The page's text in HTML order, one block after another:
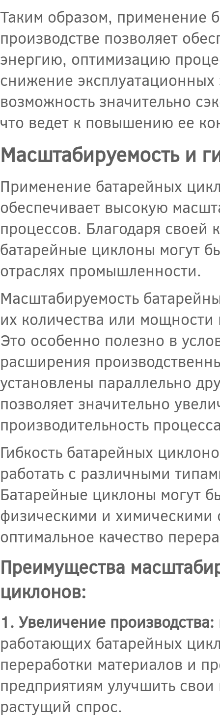
Таким образом, применение
производстве позволяет
энергию, оптимизацию
снижение эксплуатационных
возможность значительно
что ведет к повышению ее
Масштабируемость и
Применение батарейных
обеспечивает высокую
процессов. Благодаря своей
батарейные циклоны могут
отраслях промышленности.
Масштабируемость
их количества или мощности
Это особенно полезно в
расширения
установлены параллельно
позволяет значительно
производительность
Гибкость батарейных
работать с различными
Батарейные циклоны могут
физическими и химическими
оптимальное качество
Преимущества
циклонов:
1. Увеличение производства:
работающих батарейных
переработки материалов и
предприятиям улучшить свои
растущий спрос.